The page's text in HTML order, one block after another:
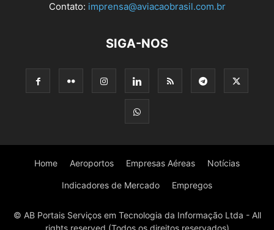
Contato: imprensa@aviacaobrasil.com.br
SIGA-NOS
Home Aeroportos Empresas Aéreas Notícias
Indicadores de Mercado Empregos
© AB Portais Serviços em Tecnologia da Informação Ltda - All
rights reserved (Todos os direitos reservados)